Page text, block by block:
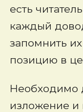
есть
каждый
запомнить
позицию в
Необходимо
изложение и